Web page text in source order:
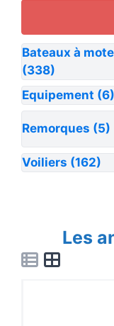
Bateaux à
(338)
Equipement (6)
Remorques (5)
Voiliers (162)
Les